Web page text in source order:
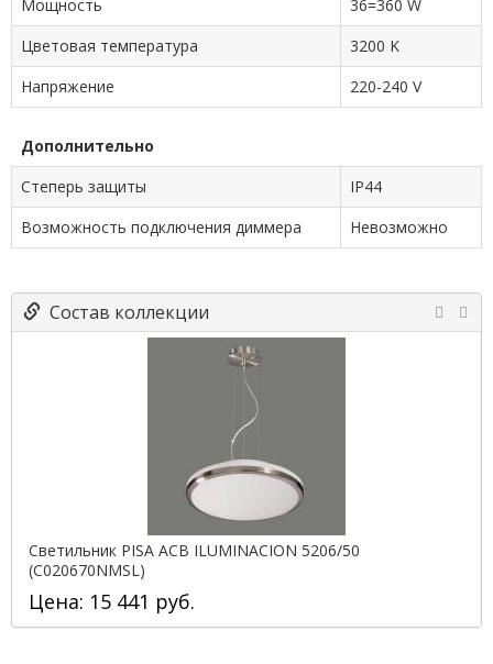
Мощность
36=360 W
Цветовая температура
3200 K
Напряжение
220-240 V
Дополнительно
Степерь защиты
IP44
Возможность подключения диммера
Невозможно
Состав коллекции
Светильник PISA ACB ILUMINACION 5206/50
(C020670NMSL)
Цена: 15 441 руб.